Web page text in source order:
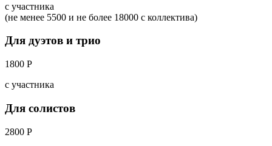
с участника
(не менее 5500 и не более 18000 с коллектива)
Для дуэтов и трио
1800 Р
с участника
Для солистов
2800 Р